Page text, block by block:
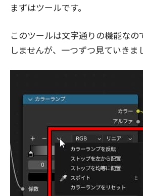
まずはツールです。
このツールは文字通りの機能な
しませんが、一つずつ見ていきま